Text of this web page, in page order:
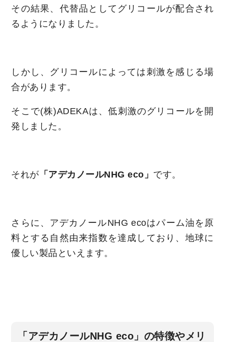
その結果、代替品としてグリコールが配合され
るようになりました。
しかし、グリコールによっては刺激を感じる場
合があります。
そこで(株)ADEKAは、低刺激のグリコールを開
発しました。
それが 「アデカノールNHG eco 」 です。
さらに、アデカノールNHG ecoはパーム油を原
料とする自然由来指数を達成しており、地球に
優しい製品といえます。
「アデカノールNHG eco」の特徴やメリ